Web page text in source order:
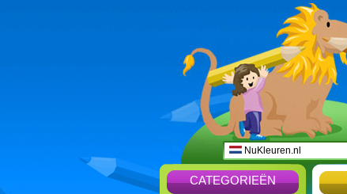
NuKleuren.nl
CATEGORIEËN